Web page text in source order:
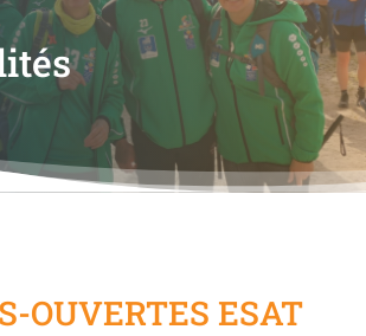
OUVERTES ESAT